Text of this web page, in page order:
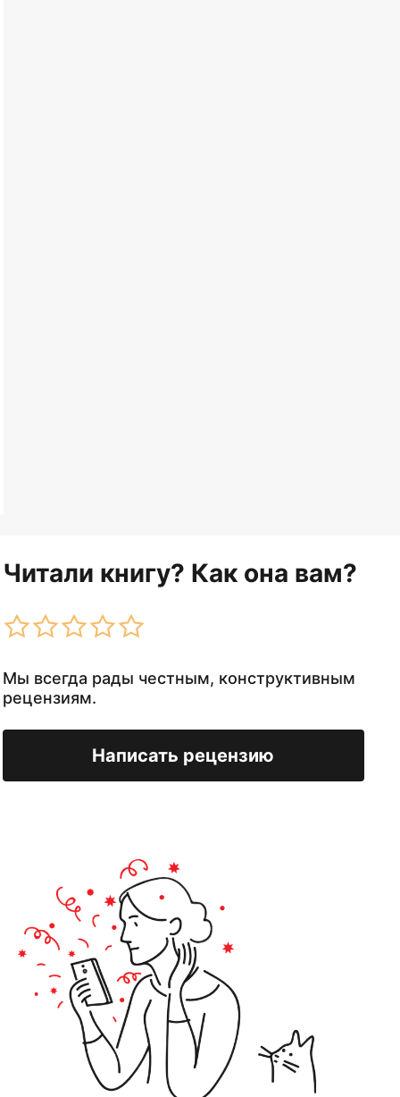
Читали книгу? Как она вам?
Мы всегда рады честным, конструктивным
рецензиям.
Написать рецензию